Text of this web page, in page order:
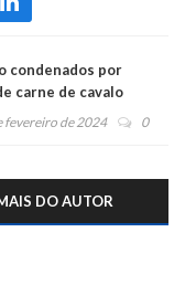
condenados por
carne de cavalo
fevereiro de 2024 0
DO AUTOR